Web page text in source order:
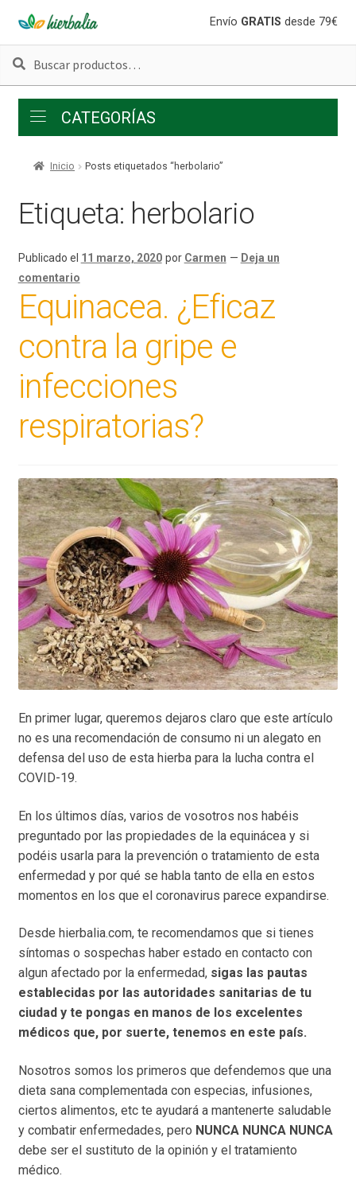
Ir
a
la
navegación
Ir
al
contenido
Envío GRATIS desde 79€
Buscar
Buscar
CATEGORÍAS
Inicio Posts etiquetados “herbolario”
Etiqueta: herbolario
Publicado el 11 marzo, 2020 por Carmen — Deja un
comentario
Equinacea. ¿Eficaz
contra la gripe e
infecciones
respiratorias?
En primer lugar, queremos dejaros claro que este artículo
no es una recomendación de consumo ni un alegato en
defensa del uso de esta hierba para la lucha contra el
COVID-19.
En los últimos días, varios de vosotros nos habéis
preguntado por las propiedades de la equinácea y si
podéis usarla para la prevención o tratamiento de esta
enfermedad y por qué se habla tanto de ella en estos
momentos en los que el coronavirus parece expandirse.
Desde hierbalia.com, te recomendamos que si tienes
síntomas o sospechas haber estado en contacto con
algun afectado por la enfermedad, sigas las pautas
establecidas por las autoridades sanitarias de tu
ciudad y te pongas en manos de los excelentes
médicos que, por suerte, tenemos en este país.
Nosotros somos los primeros que defendemos que una
dieta sana complementada con especias, infusiones,
ciertos alimentos, etc te ayudará a mantenerte saludable
y combatir enfermedades, pero NUNCA NUNCA NUNCA
debe ser el sustituto de la opinión y el tratamiento
médico.